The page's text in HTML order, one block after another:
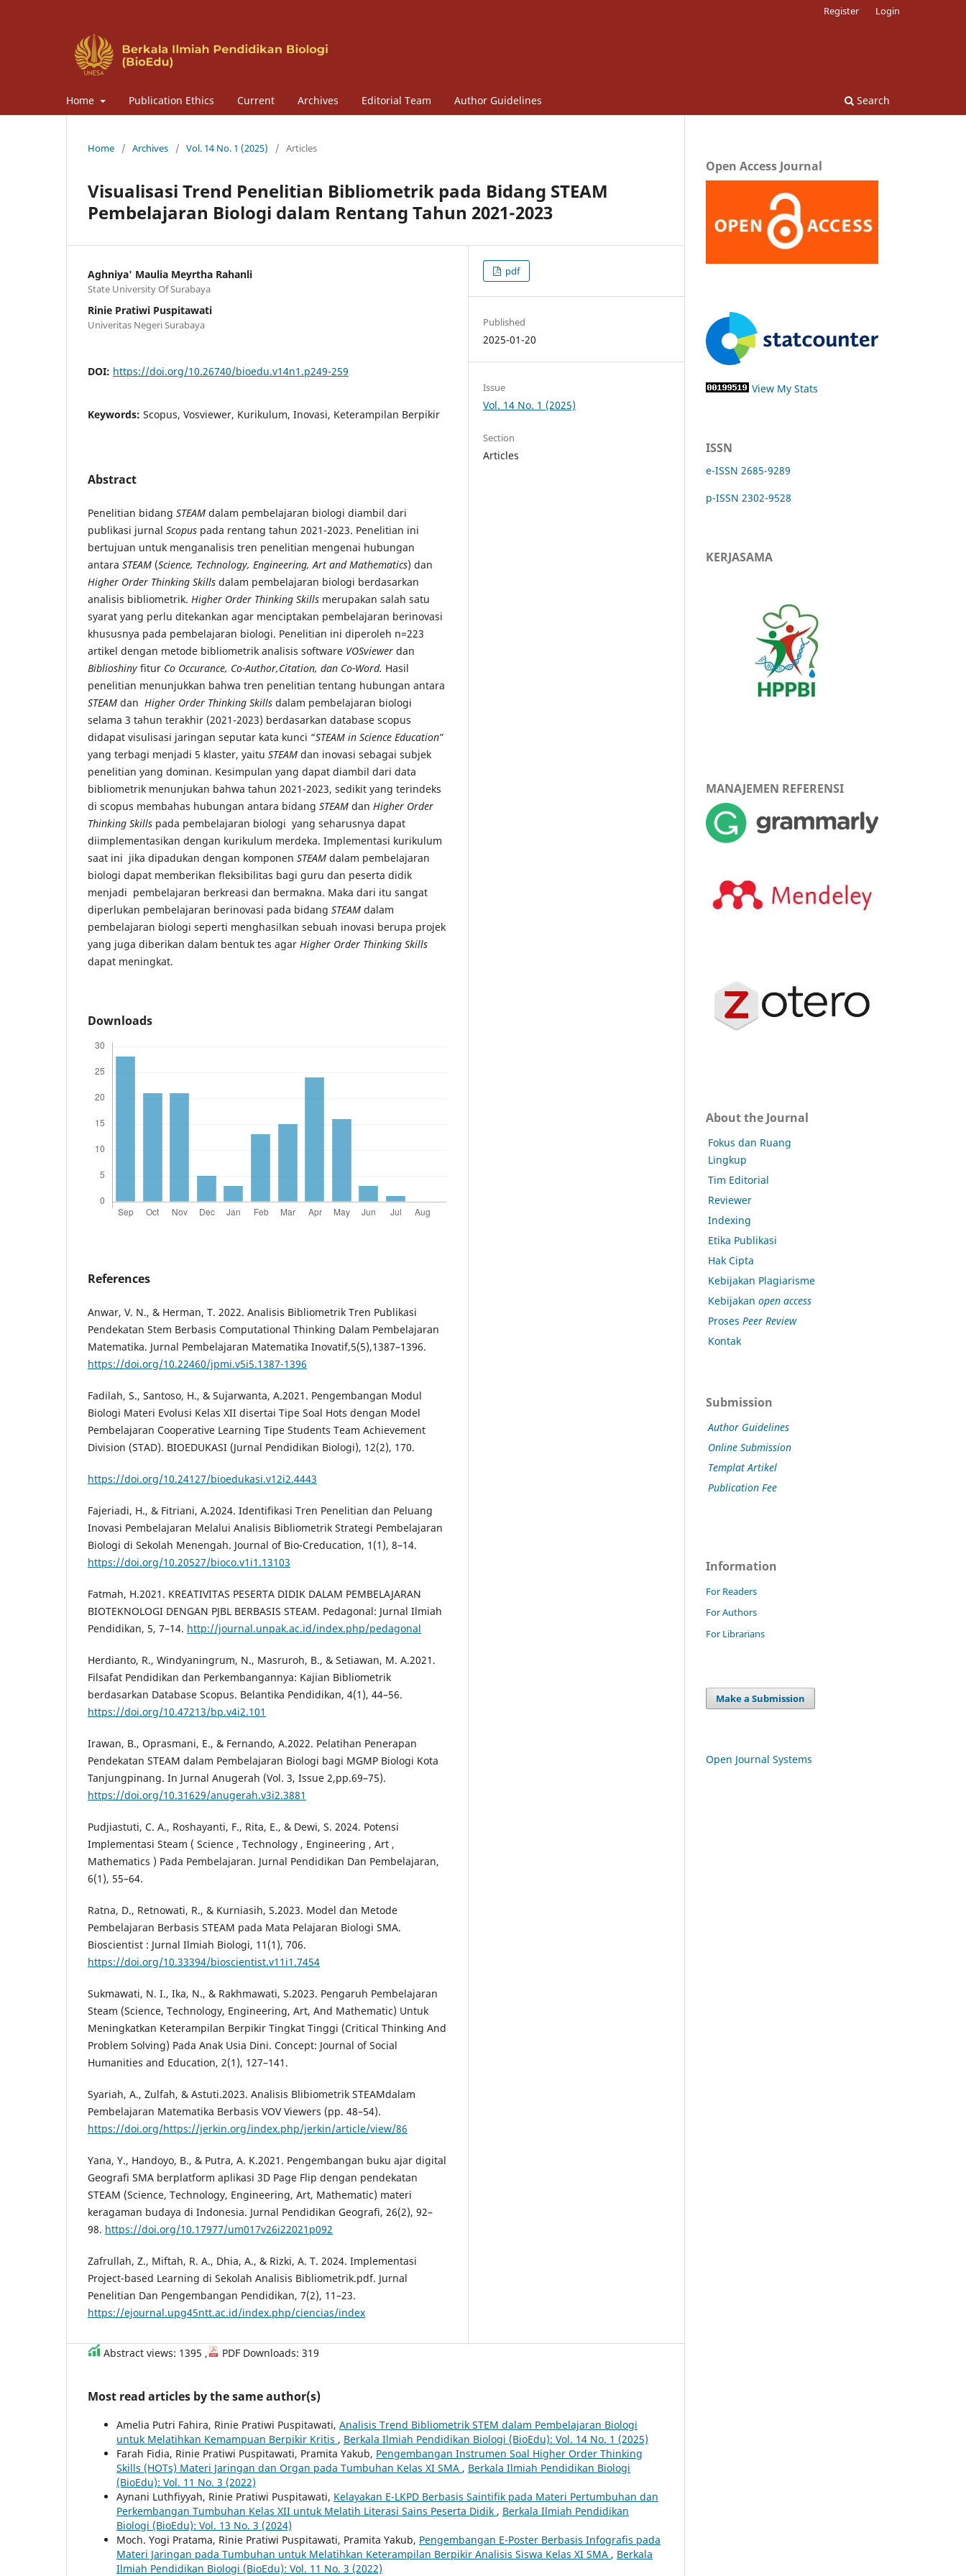
Home Publication Ethics Current Archives Editorial Team Author Guidelines Search
Register Login
Home / Archives / Vol. 14 No. 1 (2025) / Articles
Visualisasi Trend Penelitian Bibliometrik pada Bidang STEAM
Pembelajaran Biologi dalam Rentang Tahun 2021-2023
Aghniya' Maulia Meyrtha Rahanli
State University Of Surabaya
Rinie Pratiwi Puspitawati
Univeritas Negeri Surabaya
DOI: https://doi.org/10.26740/bioedu.v14n1.p249-259
Keywords: Scopus, Vosviewer, Kurikulum, Inovasi, Keterampilan Berpikir
Abstract
Penelitian bidang STEAM dalam pembelajaran biologi diambil dari
publikasi jurnal Scopus pada rentang tahun 2021-2023. Penelitian ini
bertujuan untuk menganalisis tren penelitian mengenai hubungan
antara STEAM (Science, Technology, Engineering, Art and Mathematics) dan
Higher Order Thinking Skills dalam pembelajaran biologi berdasarkan
analisis bibliometrik. Higher Order Thinking Skills merupakan salah satu
syarat yang perlu ditekankan agar menciptakan pembelajaran berinovasi
khususnya pada pembelajaran biologi. Penelitian ini diperoleh n=223
artikel dengan metode bibliometrik analisis software VOSviewer dan
Biblioshiny fitur Co Occurance, Co-Author,Citation, dan Co-Word. Hasil
penelitian menunjukkan bahwa tren penelitian tentang hubungan antara
STEAM dan Higher Order Thinking Skills dalam pembelajaran biologi
selama 3 tahun terakhir (2021-2023) berdasarkan database scopus
didapat visulisasi jaringan seputar kata kunci “STEAM in Science Education”
yang terbagi menjadi 5 klaster, yaitu STEAM dan inovasi sebagai subjek
penelitian yang dominan. Kesimpulan yang dapat diambil dari data
bibliometrik menunjukan bahwa tahun 2021-2023, sedikit yang terindeks
di scopus membahas hubungan antara bidang STEAM dan Higher Order
Thinking Skills pada pembelajaran biologi yang seharusnya dapat
diimplementasikan dengan kurikulum merdeka. Implementasi kurikulum
saat ini jika dipadukan dengan komponen STEAM dalam pembelajaran
biologi dapat memberikan fleksibilitas bagi guru dan peserta didik
menjadi pembelajaran berkreasi dan bermakna. Maka dari itu sangat
diperlukan pembelajaran berinovasi pada bidang STEAM dalam
pembelajaran biologi seperti menghasilkan sebuah inovasi berupa projek
yang juga diberikan dalam bentuk tes agar Higher Order Thinking Skills
dapat meningkat.
Downloads
References
Anwar, V. N., & Herman, T. 2022. Analisis Bibliometrik Tren Publikasi
Pendekatan Stem Berbasis Computational Thinking Dalam Pembelajaran
Matematika. Jurnal Pembelajaran Matematika Inovatif,5(5),1387–1396.
https://doi.org/10.22460/jpmi.v5i5.1387-1396
Fadilah, S., Santoso, H., & Sujarwanta, A.2021. Pengembangan Modul
Biologi Materi Evolusi Kelas XII disertai Tipe Soal Hots dengan Model
Pembelajaran Cooperative Learning Tipe Students Team Achievement
Division (STAD). BIOEDUKASI (Jurnal Pendidikan Biologi), 12(2), 170.
https://doi.org/10.24127/bioedukasi.v12i2.4443
Fajeriadi, H., & Fitriani, A.2024. Identifikasi Tren Penelitian dan Peluang
Inovasi Pembelajaran Melalui Analisis Bibliometrik Strategi Pembelajaran
Biologi di Sekolah Menengah. Journal of Bio-Creducation, 1(1), 8–14.
https://doi.org/10.20527/bioco.v1i1.13103
Fatmah, H.2021. KREATIVITAS PESERTA DIDIK DALAM PEMBELAJARAN
BIOTEKNOLOGI DENGAN PJBL BERBASIS STEAM. Pedagonal: Jurnal Ilmiah
Pendidikan, 5, 7–14. http://journal.unpak.ac.id/index.php/pedagonal
Herdianto, R., Windyaningrum, N., Masruroh, B., & Setiawan, M. A.2021.
Filsafat Pendidikan dan Perkembangannya: Kajian Bibliometrik
berdasarkan Database Scopus. Belantika Pendidikan, 4(1), 44–56.
https://doi.org/10.47213/bp.v4i2.101
Irawan, B., Oprasmani, E., & Fernando, A.2022. Pelatihan Penerapan
Pendekatan STEAM dalam Pembelajaran Biologi bagi MGMP Biologi Kota
Tanjungpinang. In Jurnal Anugerah (Vol. 3, Issue 2,pp.69–75).
https://doi.org/10.31629/anugerah.v3i2.3881
Pudjiastuti, C. A., Roshayanti, F., Rita, E., & Dewi, S. 2024. Potensi
Implementasi Steam ( Science , Technology , Engineering , Art ,
Mathematics ) Pada Pembelajaran. Jurnal Pendidikan Dan Pembelajaran,
6(1), 55–64.
Ratna, D., Retnowati, R., & Kurniasih, S.2023. Model dan Metode
Pembelajaran Berbasis STEAM pada Mata Pelajaran Biologi SMA.
Bioscientist : Jurnal Ilmiah Biologi, 11(1), 706.
https://doi.org/10.33394/bioscientist.v11i1.7454
Sukmawati, N. I., Ika, N., & Rakhmawati, S.2023. Pengaruh Pembelajaran
Steam (Science, Technology, Engineering, Art, And Mathematic) Untuk
Meningkatkan Keterampilan Berpikir Tingkat Tinggi (Critical Thinking And
Problem Solving) Pada Anak Usia Dini. Concept: Journal of Social
Humanities and Education, 2(1), 127–141.
Syariah, A., Zulfah, & Astuti.2023. Analisis Blibiometrik STEAMdalam
Pembelajaran Matematika Berbasis VOV Viewers (pp. 48–54).
https://doi.org/https://jerkin.org/index.php/jerkin/article/view/86
Yana, Y., Handoyo, B., & Putra, A. K.2021. Pengembangan buku ajar digital
Geografi SMA berplatform aplikasi 3D Page Flip dengan pendekatan
STEAM (Science, Technology, Engineering, Art, Mathematic) materi
keragaman budaya di Indonesia. Jurnal Pendidikan Geografi, 26(2), 92–
98. https://doi.org/10.17977/um017v26i22021p092
Zafrullah, Z., Miftah, R. A., Dhia, A., & Rizki, A. T. 2024. Implementasi
Project-based Learning di Sekolah Analisis Bibliometrik.pdf. Jurnal
Penelitian Dan Pengembangan Pendidikan, 7(2), 11–23.
https://ejournal.upg45ntt.ac.id/index.php/ciencias/index
pdf
Published
2025-01-20
Issue
Vol. 14 No. 1 (2025)
Section
Articles
Abstract views: 1395 , PDF Downloads: 319
Most read articles by the same author(s)
Amelia Putri Fahira, Rinie Pratiwi Puspitawati, Analisis Trend Bibliometrik STEM dalam Pembelajaran Biologi
untuk Melatihkan Kemampuan Berpikir Kritis , Berkala Ilmiah Pendidikan Biologi (BioEdu): Vol. 14 No. 1 (2025)
Farah Fidia, Rinie Pratiwi Puspitawati, Pramita Yakub, Pengembangan Instrumen Soal Higher Order Thinking
Skills (HOTs) Materi Jaringan dan Organ pada Tumbuhan Kelas XI SMA , Berkala Ilmiah Pendidikan Biologi
(BioEdu): Vol. 11 No. 3 (2022)
Aynani Luthfiyyah, Rinie Pratiwi Puspitawati, Kelayakan E-LKPD Berbasis Saintifik pada Materi Pertumbuhan dan
Perkembangan Tumbuhan Kelas XII untuk Melatih Literasi Sains Peserta Didik , Berkala Ilmiah Pendidikan
Biologi (BioEdu): Vol. 13 No. 3 (2024)
Moch. Yogi Pratama, Rinie Pratiwi Puspitawati, Pramita Yakub, Pengembangan E-Poster Berbasis Infografis pada
Materi Jaringan pada Tumbuhan untuk Melatihkan Keterampilan Berpikir Analisis Siswa Kelas XI SMA , Berkala
Ilmiah Pendidikan Biologi (BioEdu): Vol. 11 No. 3 (2022)
Open Access Journal
View My Stats
ISSN
e-ISSN 2685-9289
p-ISSN 2302-9528
KERJASAMA
MANAJEMEN REFERENSI
About the Journal
Fokus dan Ruang
Lingkup
Tim Editorial
Reviewer
Indexing
Etika Publikasi
Hak Cipta
Kebijakan Plagiarisme
Kebijakan open access
Proses Peer Review
Kontak
Submission
Author Guidelines
Online Submission
Templat Artikel
Publication Fee
Information
For Readers
For Authors
For Librarians
Make a Submission
Open Journal Systems